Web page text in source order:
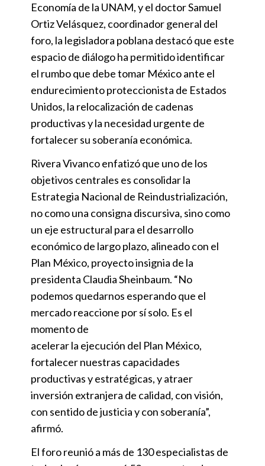
Economía de la UNAM, y el doctor Samuel
Ortiz Velásquez, coordinador general del
foro, la legisladora poblana destacó que este
espacio de diálogo ha permitido identificar
el rumbo que debe tomar México ante el
endurecimiento proteccionista de Estados
Unidos, la relocalización de cadenas
productivas y la necesidad urgente de
fortalecer su soberanía económica.
Rivera Vivanco enfatizó que uno de los
objetivos centrales es consolidar la
Estrategia Nacional de Reindustrialización,
no como una consigna discursiva, sino como
un eje estructural para el desarrollo
económico de largo plazo, alineado con el
Plan México, proyecto insignia de la
presidenta Claudia Sheinbaum. “No
podemos quedarnos esperando que el
mercado reaccione por sí solo. Es el
momento de
acelerar la ejecución del Plan México,
fortalecer nuestras capacidades
productivas y estratégicas, y atraer
inversión extranjera de calidad, con visión,
con sentido de justicia y con soberanía”,
afirmó.
El foro reunió a más de 130 especialistas de